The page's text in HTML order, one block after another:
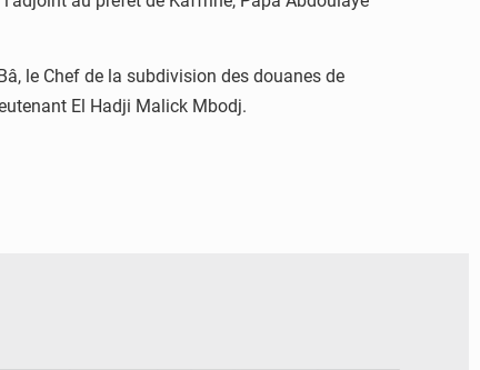
le Chef de la subdivision des douanes de
El Hadji Malick Mbodj.